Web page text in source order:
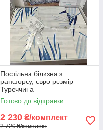
Постільна білизна з
ранфорсу, євро розмір,
Туреччина
Готово до відправки
2 230 ₴/комплект
2 720 ₴/комплект